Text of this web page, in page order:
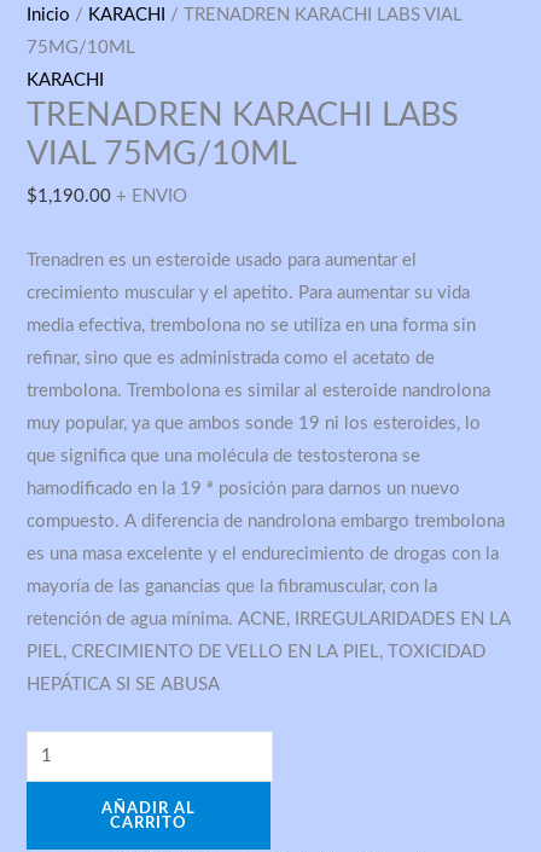
Inicio / KARACHI
/ TRENADREN KARACHI LABS VIAL
75MG/10ML
KARACHI
TRENADREN KARACHI LABS
VIAL 75MG/10ML
$1,190.00 + ENVIO
Trenadren es un esteroide usado para aumentar el
crecimiento muscular y el apetito. Para aumentar su vida
media efectiva, trembolona no se utiliza en una forma sin
refinar, sino que es administrada como el acetato de
trembolona. Trembolona es similar al esteroide nandrolona
muy popular, ya que ambos sonde 19 ni los esteroides, lo
que significa que una molécula de testosterona se
hamodificado en la 19 ª posición para darnos un nuevo
compuesto. A diferencia de nandrolona embargo trembolona
es una masa excelente y el endurecimiento de drogas con la
mayoría de las ganancias que la fibramuscular, con la
retención de agua mínima. ACNE, IRREGULARIDADES EN LA
PIEL, CRECIMIENTO DE VELLO EN LA PIEL, TOXICIDAD
HEPÁTICA SI SE ABUSA
TRENADREN
KARACHI
LABS
VIAL
75MG/10ML
AÑADIR AL
CARRITO